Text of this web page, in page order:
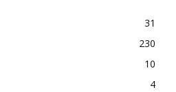
31
230
10
4